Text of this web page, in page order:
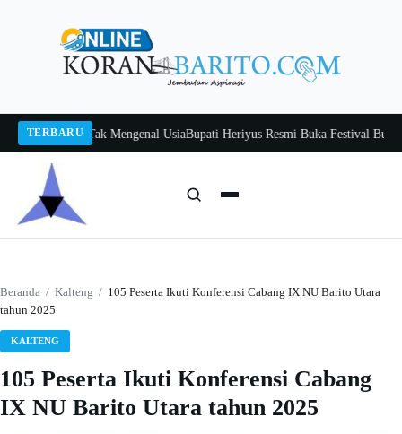
TERBARU
Belajar Tak Mengenal UsiaBupati Heriyus Resmi Buka Festival Budaya
Beranda / Kalteng / 105 Peserta Ikuti Konferensi Cabang IX NU Barito Utara
tahun 2025
KALTENG
105 Peserta Ikuti Konferensi Cabang
IX NU Barito Utara tahun 2025